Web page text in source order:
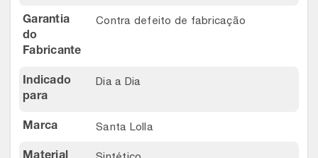
Perfumaria
Perfumes
Portal Das Malas
Renner
Garantia
do
Fabricante
Contra defeito de fabricação
Indicado
para
Dia a Dia
Marca Santa Lolla